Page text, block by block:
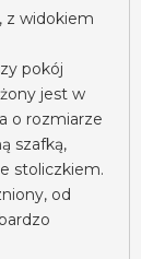
z widokiem
pokój
jest w
o rozmiarze
szafką,
stoliczkiem.
od